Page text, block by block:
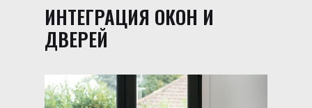
ИНТЕГРАЦИЯ ОКОН И
ДВЕРЕЙ